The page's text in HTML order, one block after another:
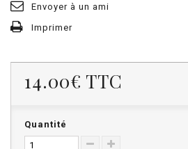
Envoyer à un ami
Imprimer
14.00€ TTC
Quantité